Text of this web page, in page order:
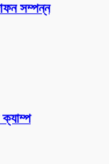
সম্পন্ন
ক্যাম্প